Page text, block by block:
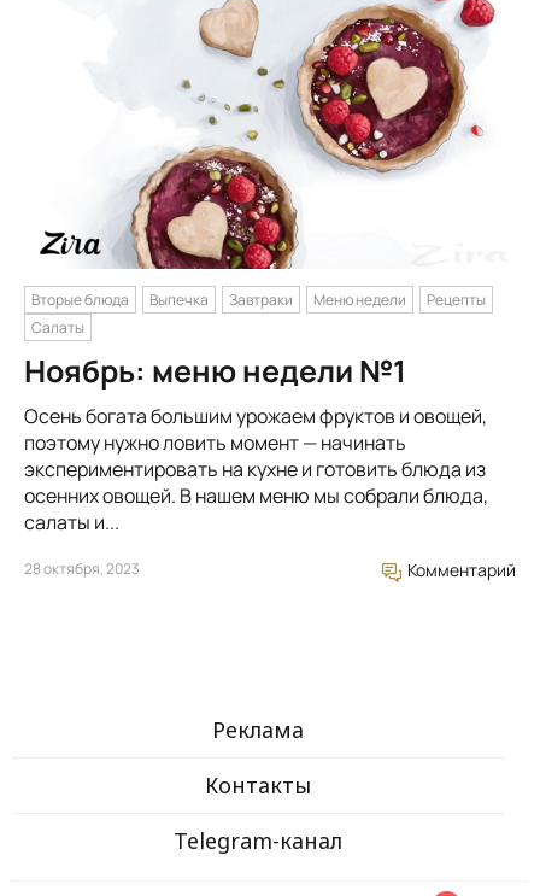
Вторые блюда Выпечка Завтраки Меню недели
Рецепты
Салаты
Ноябрь: меню недели №1
Осень богата большим урожаем фруктов и овощей,
поэтому нужно ловить момент — начинать
экспериментировать на кухне и готовить блюда из
осенних овощей. В нашем меню мы собрали блюда,
салаты и...
28 октября, 2023 Комментарий
Реклама
Контакты
Telegram-канал